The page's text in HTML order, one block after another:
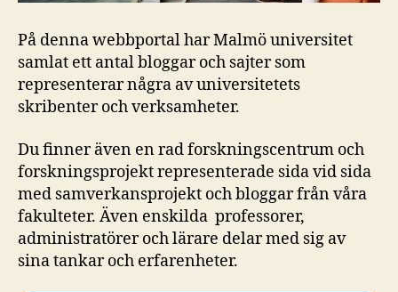
På denna webbportal har Malmö universitet
samlat ett antal bloggar och sajter som
representerar några av universitetets
skribenter och verksamheter.
Du finner även en rad forskningscentrum och
forskningsprojekt representerade sida vid sida
med samverkansprojekt och bloggar från våra
fakulteter. Även enskilda professorer,
administratörer och lärare delar med sig av
sina tankar och erfarenheter.